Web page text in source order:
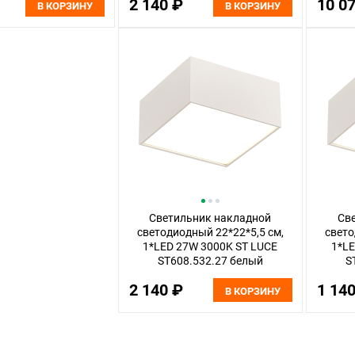
В КОРЗИНУ 2 140 ₽ В КОРЗИНУ 10
Светильник накладной
светодиодный 22*22*5,5 см,
1*LED 27W 3000K ST LUCE
ST608.532.27 белый
2 140 ₽ В КОРЗИНУ 1